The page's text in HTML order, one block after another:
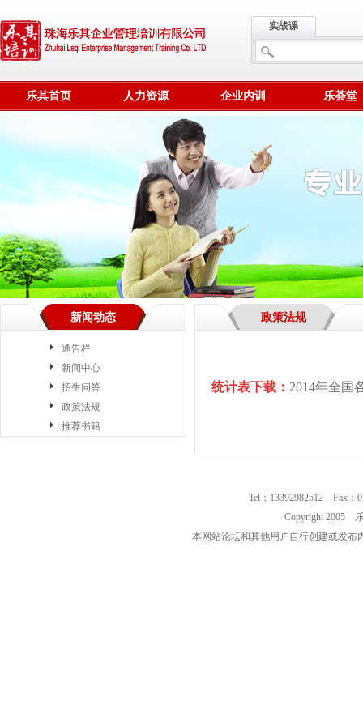
实战课
乐其首页 人力资源 企业内训 乐荟堂
新闻动态
通告栏
新闻中心
招生问答
政策法规
推荐书籍
政策法规
统计表下载： 2014年全国
Tel：13392982512 Fax：
Copyright 2005
本网站论坛和其他用户自行创建或发布